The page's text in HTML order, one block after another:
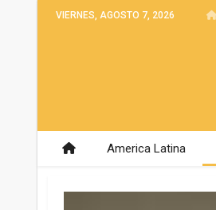
VIERNES, AGOSTO 7, 2026
America Latina